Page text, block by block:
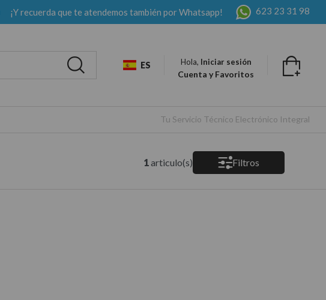
¡Y recuerda que te atendemos también por Whatsapp! 623 23 31 98
ES Hola, Iniciar sesión
Cuenta y Favoritos
Tu Servicio Técnico Electrónico Integral
1articulo(s) Filtros